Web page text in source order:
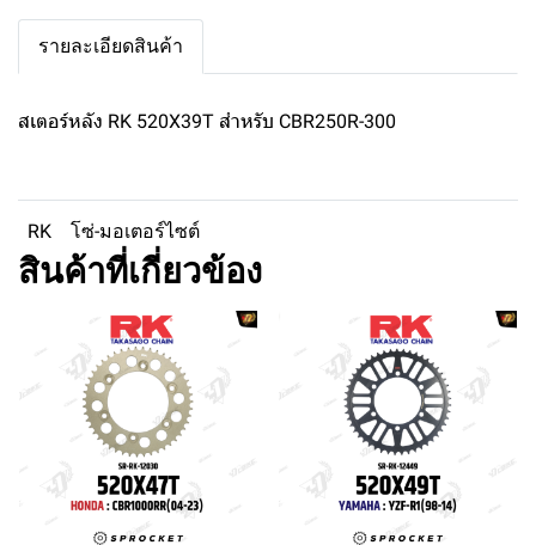
รายละเอียดสินค้า
สเตอร์หลัง RK 520X39T สำหรับ CBR250R-300
RK โซ่-มอเตอร์ไซต์
สินค้าที่เกี่ยวข้อง